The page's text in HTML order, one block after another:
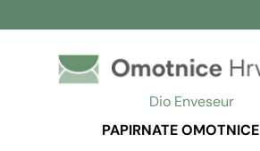
Preskoči na sadržaj
Dio Enveseur
PAPIRNATE OMOTNICE